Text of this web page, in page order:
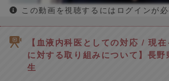
この動画を視聴するにはログインが必
【血液内科医としての対応 / 現
に対する取り組みについて】長
生